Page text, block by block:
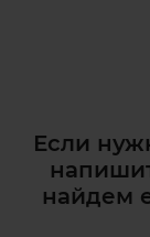
Если
найдем